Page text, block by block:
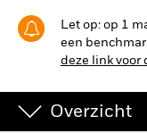
Ons bedrijf
Let op: op 1
een
deze link voor
Overzicht